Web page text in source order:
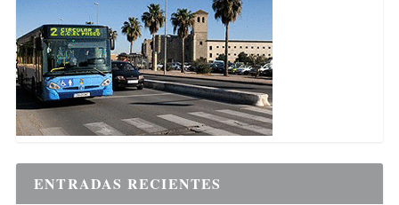
ENTRADAS RECIENTES